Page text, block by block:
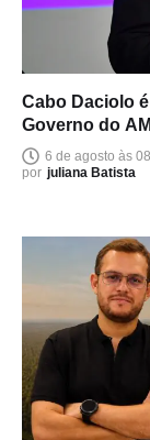
Cabo Daciolo
Governo do
6 de agosto às
por juliana Batista